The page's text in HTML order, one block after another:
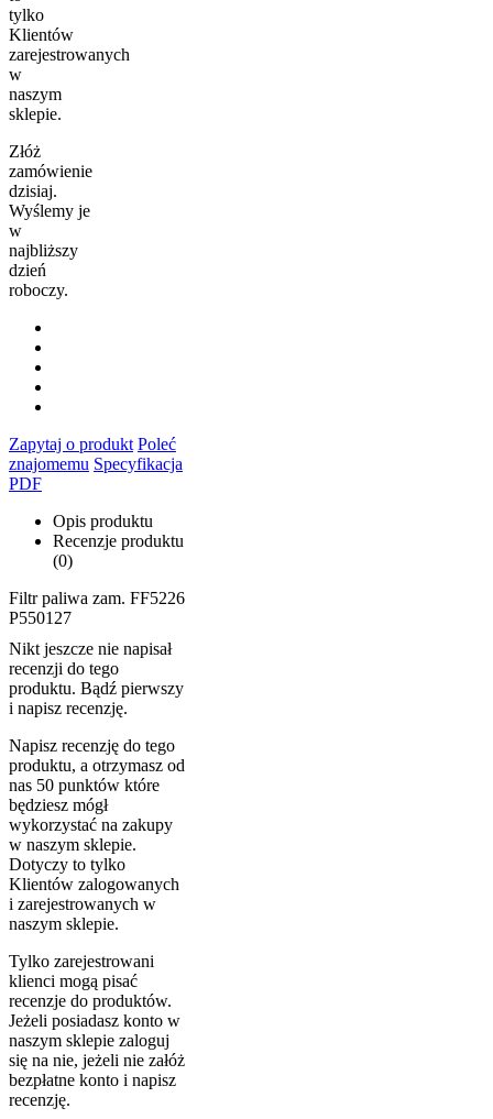
tylko
Klientów
zarejestrowanych
w
naszym
sklepie.
Złóż
zamówienie
dzisiaj.
Wyślemy je
w
najbliższy
dzień
roboczy.
Zapytaj o produkt Poleć
znajomemu Specyfikacja
PDF
Opis produktu
Recenzje produktu
(0)
Filtr paliwa zam. FF5226
P550127
Nikt jeszcze nie napisał
recenzji do tego
produktu. Bądź pierwszy
i napisz recenzję.
Napisz recenzję do tego
produktu, a otrzymasz od
nas 50 punktów które
będziesz mógł
wykorzystać na zakupy
w naszym sklepie.
Dotyczy to tylko
Klientów zalogowanych
i zarejestrowanych w
naszym sklepie.
Tylko zarejestrowani
klienci mogą pisać
recenzje do produktów.
Jeżeli posiadasz konto w
naszym sklepie zaloguj
się na nie, jeżeli nie załóż
bezpłatne konto i napisz
recenzję.